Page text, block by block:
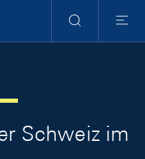
Suche
Menu
Schweiz im